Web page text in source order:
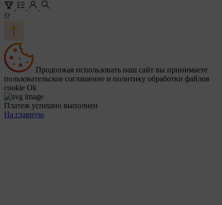
!?
Продолжая использовать наш сайт вы принимаете
пользовательское соглашение и политику обработки файлов
cookie Ok
Платеж успешно выполнен
На главную